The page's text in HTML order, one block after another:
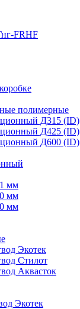
FRHF
полимерные
Д315 (ID)
Д425 (ID)
Д600 (ID)
мм
мм
мм
Экотек
Стилот
Аквасток
Экотек